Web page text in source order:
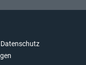
Datenschutz